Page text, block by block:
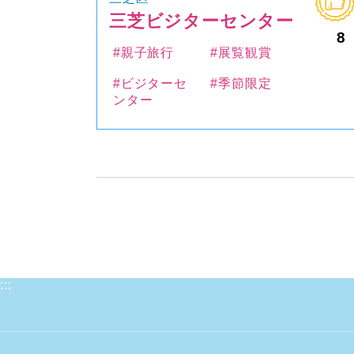
三芝ビジターセンター
8
#親子旅行 #展覧観賞
#ビジターセ
ンター
#季節限定
:::